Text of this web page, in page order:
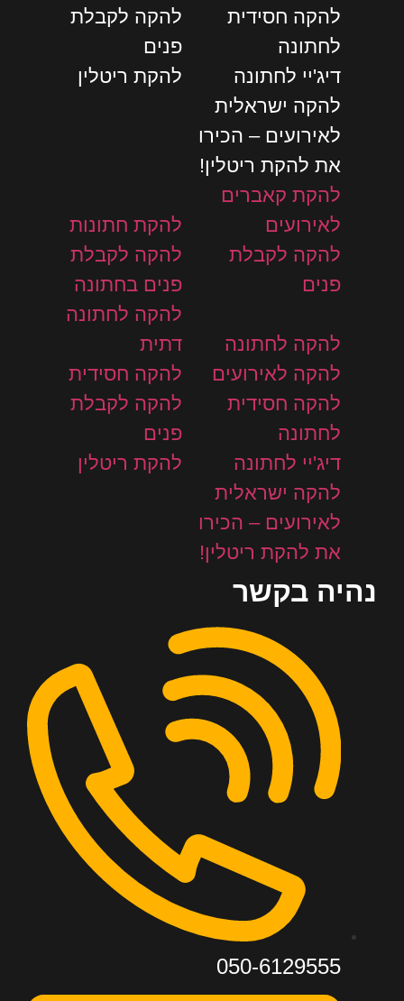
להקה חסידית
לחתונה
להקה לקבלת
פנים
דיג'יי לחתונה
להקת ריטלין
להקה ישראלית
לאירועים – הכירו
את להקת ריטלין!
להקת קאברים
לאירועים
להקת חתונות
להקה לקבלת
פנים
להקה לקבלת
פנים בחתונה
להקה לחתונה
להקה לחתונה
דתית
להקה לאירועים
להקה חסידית
להקה חסידית
לחתונה
להקה לקבלת
פנים
דיג'יי לחתונה
להקת ריטלין
להקה ישראלית
לאירועים – הכירו
את להקת ריטלין!
נהיה בקשר
050-6129555